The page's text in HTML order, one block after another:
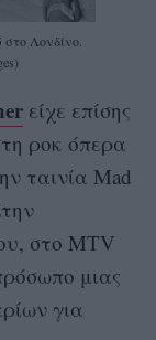
στο Λονδίνο.
είχε επίσης
ροκ όπερα
ταινία Mad
στο MTV
μιας
για